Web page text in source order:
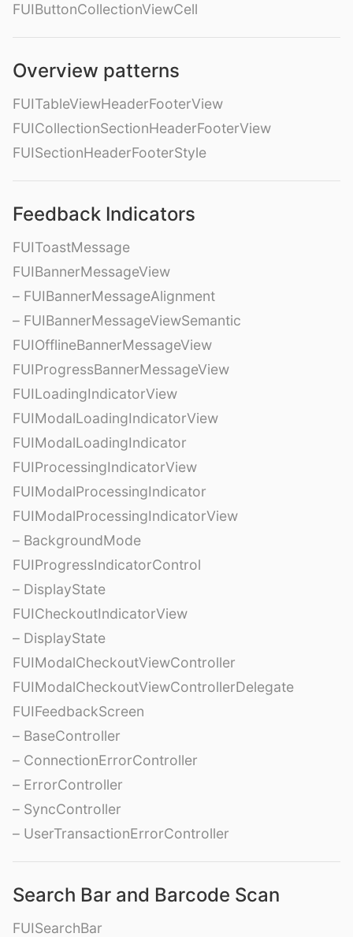
FUIButtonCollectionViewCell
Overview patterns
FUITableViewHeaderFooterView
FUICollectionSectionHeaderFooterView
FUISectionHeaderFooterStyle
Feedback Indicators
FUIToastMessage
FUIBannerMessageView
– FUIBannerMessageAlignment
– FUIBannerMessageViewSemantic
FUIOfflineBannerMessageView
FUIProgressBannerMessageView
FUILoadingIndicatorView
FUIModalLoadingIndicatorView
FUIModalLoadingIndicator
FUIProcessingIndicatorView
FUIModalProcessingIndicator
FUIModalProcessingIndicatorView
– BackgroundMode
FUIProgressIndicatorControl
– DisplayState
FUICheckoutIndicatorView
– DisplayState
FUIModalCheckoutViewController
FUIModalCheckoutViewControllerDelegate
FUIFeedbackScreen
– BaseController
– ConnectionErrorController
– ErrorController
– SyncController
– UserTransactionErrorController
Search Bar and Barcode Scan
FUISearchBar